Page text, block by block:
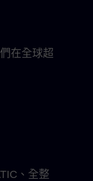
在全球超
、全整